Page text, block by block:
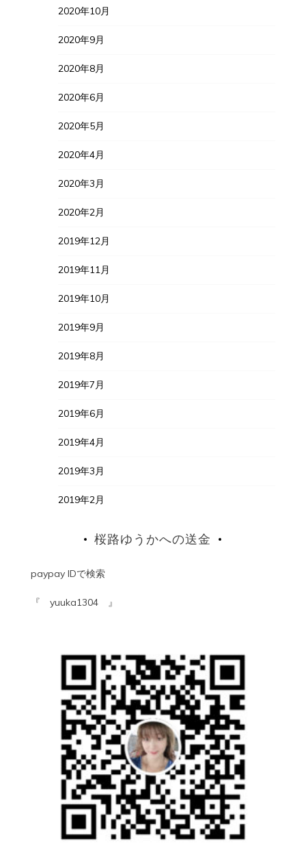
2020年10月
2020年9月
2020年8月
2020年6月
2020年5月
2020年4月
2020年3月
2020年2月
2019年12月
2019年11月
2019年10月
2019年9月
2019年8月
2019年7月
2019年6月
2019年4月
2019年3月
2019年2月
桜路ゆうかへの送金
paypay IDで検索
『 yuuka1304 』